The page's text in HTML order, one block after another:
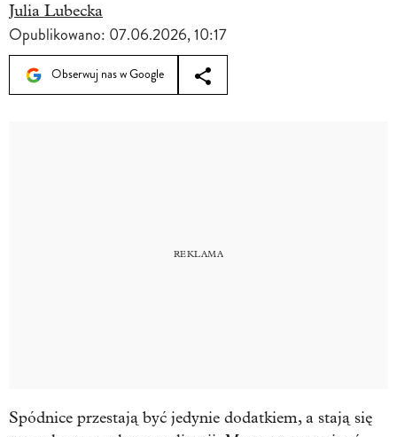
Julia Lubecka
Opublikowano: 07.06.2026, 10:17
Obserwuj nas w Google
Spódnice przestają być jedynie dodatkiem, a stają się